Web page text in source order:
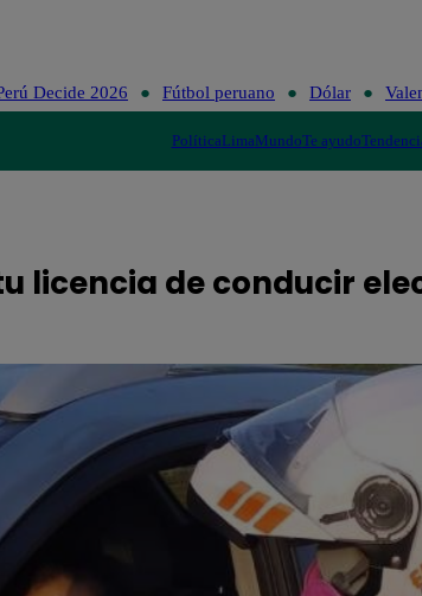
Decide 2026 Fútbol peruano Dólar
PolíticaLimaMundoTe ayudo
licencia de conducir